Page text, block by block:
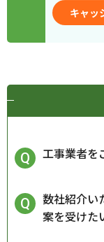
キャッ
工事業者を
数社紹介い
案を受けた